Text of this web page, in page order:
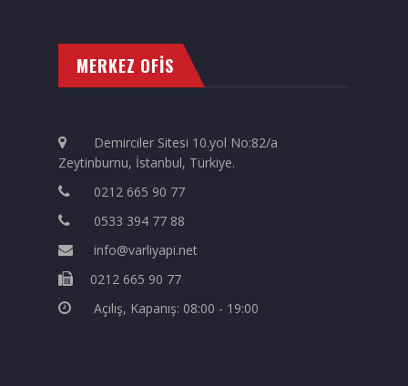
MERKEZ OFİS
Demirciler Sitesi 10.yol No:82/a
Zeytinburnu, İstanbul, Türkiye.
0212 665 90 77
0533 394 77 88
info@varliyapi.net
0212 665 90 77
Açılış, Kapanış: 08:00 - 19:00